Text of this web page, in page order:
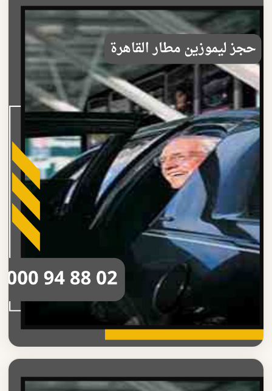
حجز حجز ليموزين المطار بسهولة
احجز حجز ليموزين المطار بكل سهولة وسرعة خدمة نقل موثوقة
مع سائق محترف اتصل الآن على 01000948802
اقرأ المزيد
مميزات حجز ليموزين المطار الاحترافية